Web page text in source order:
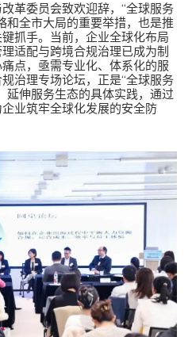
革委员会致欢迎辞，“全球服务
和全市大局的重要举措，也是推
抓手。当前，企业全球化布局
适配与跨境合规治理已成为制
点，亟需专业化、体系化的服
治理专场论坛，正是“全球服务
延伸服务生态的具体实践，通过
业筑牢全球化发展的安全防